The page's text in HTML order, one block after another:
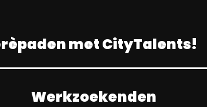
met CityTalents!
Werkzoekenden